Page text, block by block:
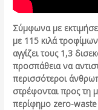
Σύμφωνα με
με 115 κιλά
αγγίζει τους 1,3
προσπάθεια να
περισσότεροι
στρέφονται προς τη
περίφημο zero-